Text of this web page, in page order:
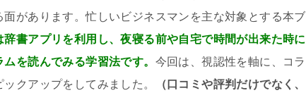
があります。忙しいビジネスマンを主な対象とする本ブ
辞書アプリを利用し、夜寝る前や自宅で時間が出来た時に
を読んでみる学習法です。 今回は、視認性を軸に、コラ
クアップをしてみました。
（口コミや評判だけでなく、